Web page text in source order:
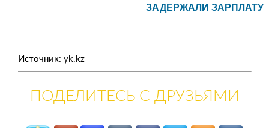
ЗАДЕРЖАЛИ ЗАРПЛАТУ
Источник: yk.kz
ПОДЕЛИТЕСЬ С ДРУЗЬЯМИ